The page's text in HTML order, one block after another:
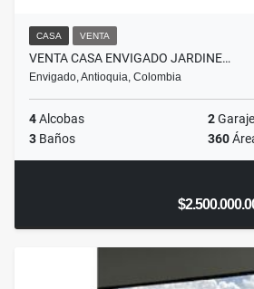
CASA VENTA
VENTA CASA ENVIGADO JARDINE…
Envigado, Antioquia, Colombia
4Alcobas 2Garaje
3 Baños 360